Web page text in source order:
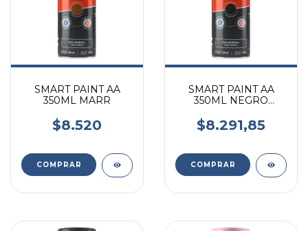
SMART PAINT AA
350ML MARR
$8.520
SMART PAINT AA
350ML NEGRO
$8.291,85